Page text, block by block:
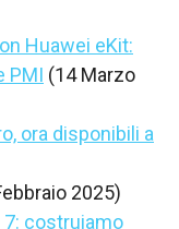
Huawei eKit:
PMI (14 Marzo
ora disponibili a
2025)
7: costruiamo